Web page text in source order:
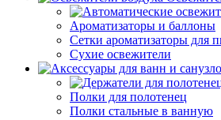
Ароматизаторы и баллоны
Сетки ароматизаторы для
Сухие освежители
Полки для полотенец
Полки стальные в ванную